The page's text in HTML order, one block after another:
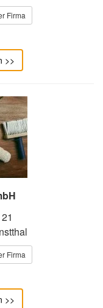
Firma
>>
Firma
>>